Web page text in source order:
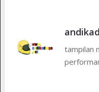
tampilan